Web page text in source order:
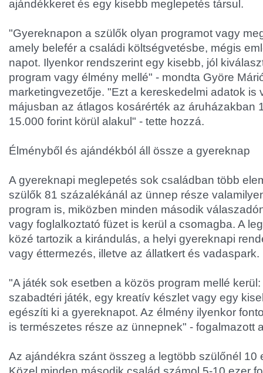
ajándékkeret és egy kisebb meglepetés társul.
"Gyereknapon a szülők olyan programot vagy
amely belefér a családi költségvetésbe, mégis
napot. Ilyenkor rendszerint egy kisebb, jól
program vagy élmény mellé" - mondta Györe
marketingvezetője. "Ezt a kereskedelmi adatok is
májusban az átlagos kosárérték az áruházakban
15.000 forint körül alakul" - tette hozzá.
Élményből és ajándékból áll össze a gyereknap
A gyereknapi meglepetés sok családban több
szülők 81 százalékánál az ünnep része
program is, miközben minden második
vagy foglalkoztató füzet is kerül a csomagba. A
közé tartozik a kirándulás, a helyi gyereknapi
vagy éttermezés, illetve az állatkert és vadaspark.
"A játék sok esetben a közös program mellé
szabadtéri játék, egy kreatív készlet vagy egy
egészíti ki a gyereknapot. Az élmény ilyenkor
is természetes része az ünnepnek" - fogalmazott
Az ajándékra szánt összeg a legtöbb szülőnél 10